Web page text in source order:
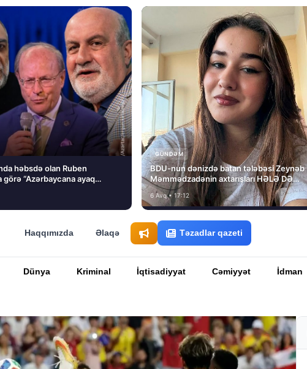
həbsdə olan Ruben
görə “Azərbaycana ayaq
GÜNDƏM
BDU-nun dənizdə batan tələbəsi Zeynəb
Məmmədzadənin axtarışları HƏLƏ DƏ
NƏTİCƏSİZ QALIB!
6 Avq • 17:12
Haqqımızda Əlaqə Təzadlar qazeti
Dünya Kriminal İqtisadiyyat Cəmiyyət İdman